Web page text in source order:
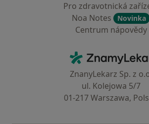
Pro zdravotnická
Noa Notes
Novinka
Centrum nápovědy
ZnamyLekar
ZnanyLekarz Sp. z
ul. Kolejowa 5/7
01-217 Warszawa,